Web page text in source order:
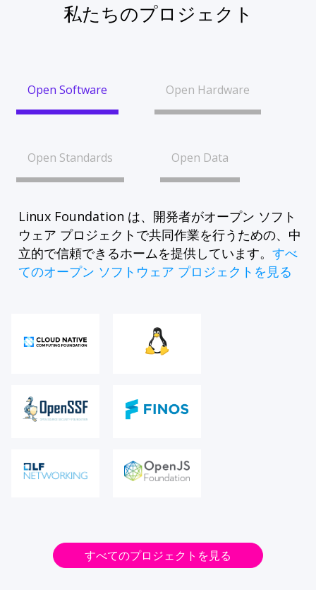
私たちのプロジェクト
Open Software Open Hardware
Open Standards Open Data
Linux Foundation は、開発者がオープン ソフト
ウェア プロジェクトで共同作業を行うための、中
立的で信頼できるホームを提供しています。 すべ
てのオープン ソフトウェア プロジェクトを見る
すべてのプロジェクトを見る